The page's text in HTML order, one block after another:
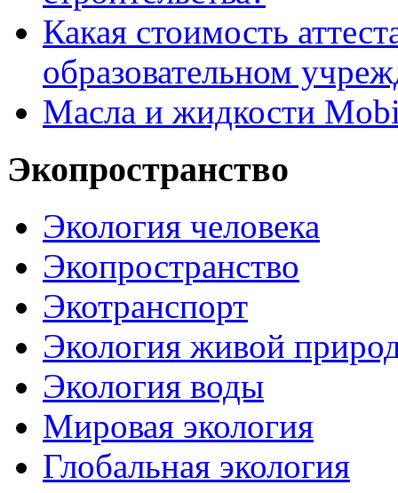
Какая стоимость
образовательном
Масла и жидкости
Экопространство
Экология человека
Экопространство
Экотранспорт
Экология живой
Экология воды
Мировая экология
Глобальная экология